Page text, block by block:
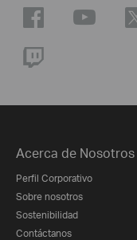
Acerca de Nosotros
Perfil Corporativo
Sobre nosotros
Sostenibilidad
Contáctanos